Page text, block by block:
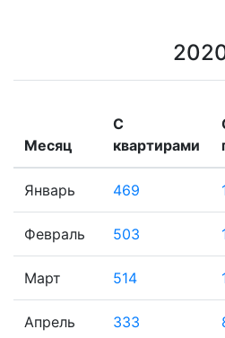
Месяц
С
квартирами
Январь 469
Февраль 503
Март 514
Апрель 333